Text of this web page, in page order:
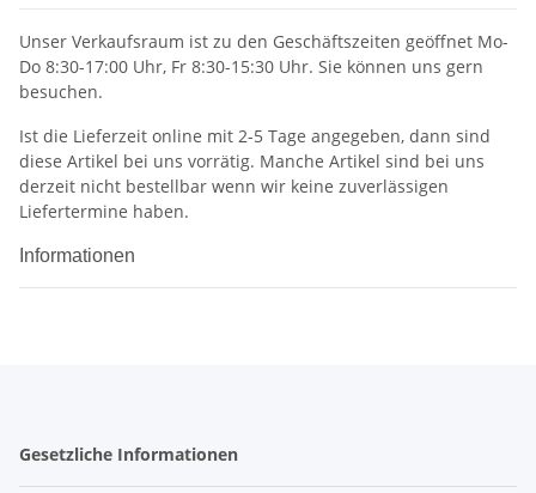
Unser Verkaufsraum ist zu den Geschäftszeiten geöffnet Mo-
Do 8:30-17:00 Uhr, Fr 8:30-15:30 Uhr. Sie können uns gern
besuchen.
Ist die Lieferzeit online mit 2-5 Tage angegeben, dann sind
diese Artikel bei uns vorrätig. Manche Artikel sind bei uns
derzeit nicht bestellbar wenn wir keine zuverlässigen
Liefertermine haben.
Informationen
Gesetzliche Informationen